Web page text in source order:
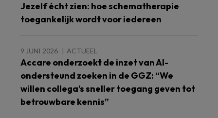
Jezelf écht zien: hoe schematherapie
toegankelijk wordt voor iedereen
9 JUNI 2026 ACTUEEL
Accare onderzoekt de inzet van AI-
ondersteund zoeken in de GGZ: “We
willen collega’s sneller toegang geven tot
betrouwbare kennis”